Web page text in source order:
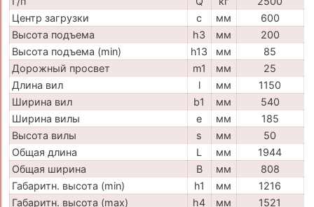
Центр загрузки
c мм
600
Высота подъема
h3 мм
200
Высота подъема (min)
h13 мм
85
Дорожный просвет
m1 мм
25
Длина вил
l мм
1150
Ширина вил
b1 мм
540
Ширина вилы
e мм
185
Высота вилы
s мм
50
Общая длина
L мм
1944
Общая ширина
B мм
808
Габаритн. высота (min)
h1 мм
1216
Габаритн. высота (max)
h4 мм
1521